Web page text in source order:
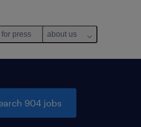
for press about us
904 jobs